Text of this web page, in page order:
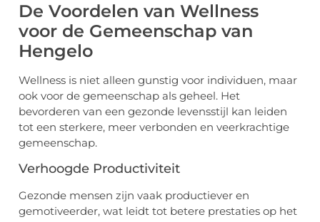
De Voordelen van Wellness
voor de Gemeenschap van
Hengelo
Wellness is niet alleen gunstig voor individuen, maar
ook voor de gemeenschap als geheel. Het
bevorderen van een gezonde levensstijl kan leiden
tot een sterkere, meer verbonden en veerkrachtige
gemeenschap.
Verhoogde Productiviteit
Gezonde mensen zijn vaak productiever en
gemotiveerder, wat leidt tot betere prestaties op het